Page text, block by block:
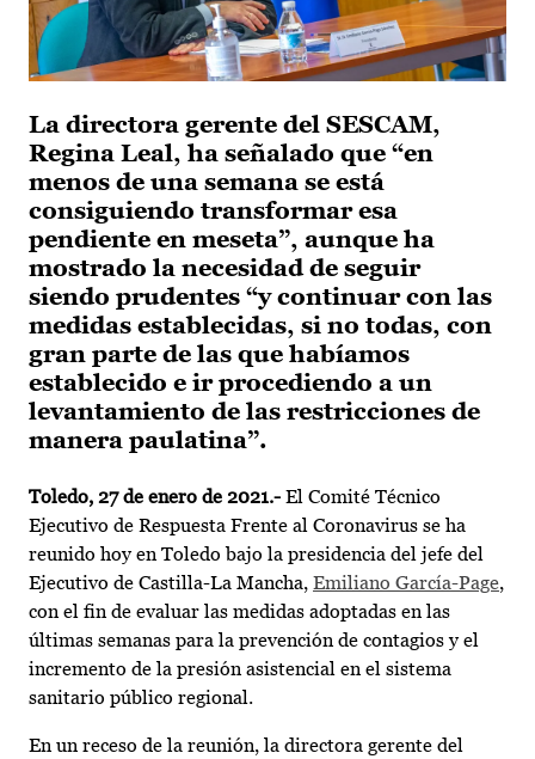
La directora gerente del SESCAM,
Regina Leal, ha señalado que “en
menos de una semana se está
consiguiendo transformar esa
pendiente en meseta”, aunque ha
mostrado la necesidad de seguir
siendo prudentes “y continuar con las
medidas establecidas, si no todas, con
gran parte de las que habíamos
establecido e ir procediendo a un
levantamiento de las restricciones de
manera paulatina”.
Toledo, 27 de enero de 2021.- El Comité Técnico
Ejecutivo de Respuesta Frente al Coronavirus se ha
reunido hoy en Toledo bajo la presidencia del jefe del
Ejecutivo de Castilla-La Mancha, Emiliano García-Page,
con el fin de evaluar las medidas adoptadas en las
últimas semanas para la prevención de contagios y el
incremento de la presión asistencial en el sistema
sanitario público regional.
En un receso de la reunión, la directora gerente del